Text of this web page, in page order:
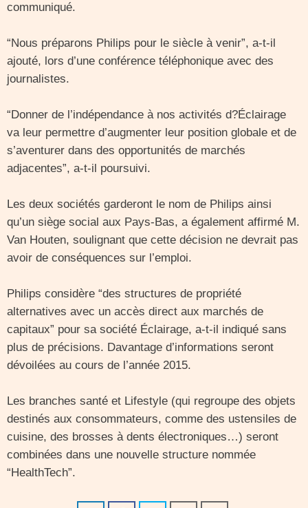
communiqué.
“Nous préparons Philips pour le siècle à venir”, a-t-il
ajouté, lors d’une conférence téléphonique avec des
journalistes.
“Donner de l’indépendance à nos activités d?Éclairage
va leur permettre d’augmenter leur position globale et de
s’aventurer dans des opportunités de marchés
adjacentes”, a-t-il poursuivi.
Les deux sociétés garderont le nom de Philips ainsi
qu’un siège social aux Pays-Bas, a également affirmé M.
Van Houten, soulignant que cette décision ne devrait pas
avoir de conséquences sur l’emploi.
Philips considère “des structures de propriété
alternatives avec un accès direct aux marchés de
capitaux” pour sa société Éclairage, a-t-il indiqué sans
plus de précisions. Davantage d’informations seront
dévoilées au cours de l’année 2015.
Les branches santé et Lifestyle (qui regroupe des objets
destinés aux consommateurs, comme des ustensiles de
cuisine, des brosses à dents électroniques…) seront
combinées dans une nouvelle structure nommée
“HealthTech”.